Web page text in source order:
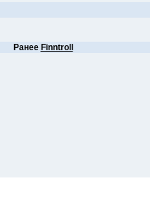
Ранее Finntroll